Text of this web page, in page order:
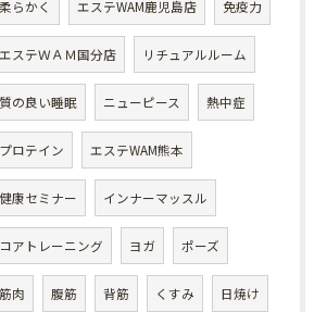
柔らかく エステWAM鹿児島店 免疫力
エステＷＡＭ国分店 リチュアルルーム
質の良い睡眠 ニューピース 熱中症
プロテイン エステWAM熊本
健康セミナー インナーマッスル
コアトレーニング ヨガ ポーズ
筋肉 腹筋 背筋 くすみ 日焼け